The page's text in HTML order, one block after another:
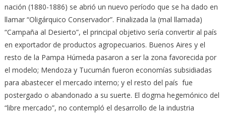
nación (1880-1886) se abrió un nuevo período que se ha dado en
llamar “Oligárquico Conservador”. Finalizada la (mal llamada)
“Campaña al Desierto”, el principal objetivo sería convertir al país
en exportador de productos agropecuarios. Buenos Aires y el
resto de la Pampa Húmeda pasaron a ser la zona favorecida por
el modelo; Mendoza y Tucumán fueron economías subsidiadas
para abastecer el mercado interno; y el resto del país fue
postergado o abandonado a su suerte. El dogma hegemónico del
“libre mercado”, no contempló el desarrollo de la industria